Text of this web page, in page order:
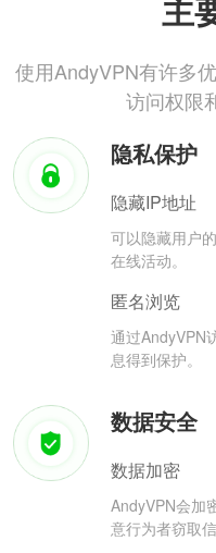
主
使用AndyVPN有许多
访问权限
隐私保护
隐藏IP地址
可以隐藏用户
在线活动。
匿名浏览
通过AndyVPN
息得到保护。
数据安全
数据加密
AndyVPN会加
意行为者窃取信